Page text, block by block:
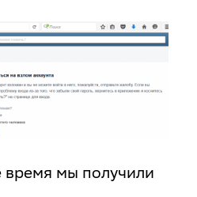
время мы получили